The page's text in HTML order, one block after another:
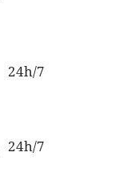
24h/7
24h/7